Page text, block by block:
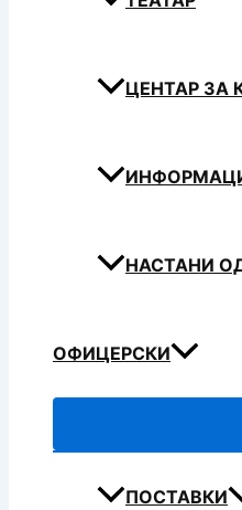
ЦЕНТАР ЗА
НАСТАНИ
ОФИЦЕРСКИ
ПОСТАВКИ